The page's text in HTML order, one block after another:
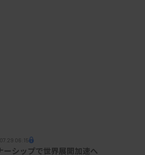
06:15
ーシップで世界展開加速へ